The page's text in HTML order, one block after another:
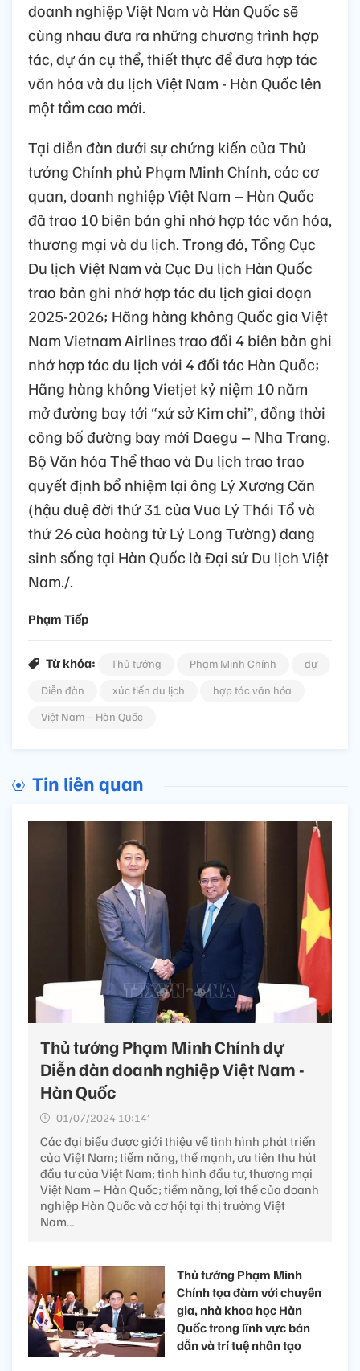
doanh nghiệp Việt Nam và Hàn Quốc sẽ
cùng nhau đưa ra những chương trình hợp
tác, dự án cụ thể, thiết thực để đưa hợp tác
văn hóa và du lịch Việt Nam - Hàn Quốc lên
một tầm cao mới.
Tại diễn đàn dưới sự chứng kiến của Thủ
tướng Chính phủ Phạm Minh Chính, các cơ
quan, doanh nghiệp Việt Nam – Hàn Quốc
đã trao 10 biên bản ghi nhớ hợp tác văn hóa,
thương mại và du lịch. Trong đó, Tổng Cục
Du lịch Việt Nam và Cục Du lịch Hàn Quốc
trao bản ghi nhớ hợp tác du lịch giai đoạn
2025-2026; Hãng hàng không Quốc gia Việt
Nam Vietnam Airlines trao đổi 4 biên bản ghi
nhớ hợp tác du lịch với 4 đối tác Hàn Quốc;
Hãng hàng không Vietjet kỷ niệm 10 năm
mở đường bay tới “xứ sở Kim chi”, đồng thời
công bố đường bay mới Daegu – Nha Trang.
Bộ Văn hóa Thể thao và Du lịch trao trao
quyết định bổ nhiệm lại ông Lý Xương Căn
(hậu duệ đời thứ 31 của Vua Lý Thái Tổ và
thứ 26 của hoàng tử Lý Long Tường) đang
sinh sống tại Hàn Quốc là Đại sứ Du lịch Việt
Nam./.
Phạm Tiếp
Từ khóa: Thủ tướng Phạm Minh Chính
dự
Diễn đàn
xúc tiến du lịch
hợp tác văn hóa
Việt Nam – Hàn Quốc
Tin liên quan
Thủ tướng Phạm Minh Chính dự
Diễn đàn doanh nghiệp Việt Nam -
Hàn Quốc
01/07/2024 10:14’
Các đại biểu được giới thiệu về tình hình phát triển
của Việt Nam; tiềm năng, thế mạnh, ưu tiên thu hút
đầu tư của Việt Nam; tình hình đầu tư, thương mại
Việt Nam – Hàn Quốc; tiềm năng, lợi thế của doanh
nghiệp Hàn Quốc và cơ hội tại thị trường Việt
Nam…
Thủ tướng Phạm Minh
Chính tọa đàm với chuyên
gia, nhà khoa học Hàn
Quốc trong lĩnh vực bán
dẫn và trí tuệ nhân tạo